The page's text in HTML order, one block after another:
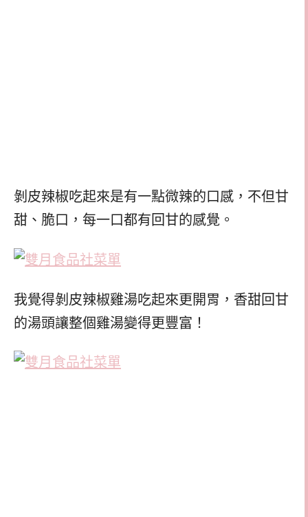
剝皮辣椒吃起來是有一點微辣的口感，不但甘
甜、脆口，每一口都有回甘的感覺。
我覺得剝皮辣椒雞湯吃起來更開胃，香甜回甘
的湯頭讓整個雞湯變得更豐富！